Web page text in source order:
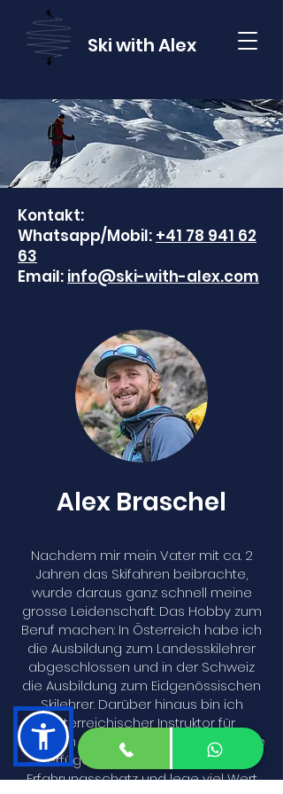
Ski with Alex
Kontakt:
Whatsapp/Mobil: +41 78 941 62
63
Email: info@ski-with-alex.com
Alex Braschel
Nachdem mir mein Vater mit ca. 2
Jahren das Skifahren beibrachte,
wurde daraus ganz schnell meine
grosse Leidenschaft. Das Hobby zum
Beruf machen: In Österreich habe ich
die Ausbildung zum Landesskilehrer
abgeschlossen und in der Schweiz
die Ausbildung zum Eidgenössischen
Skilehrer. Darüber hinaus bin ich
österreichischer Instruktor für
Skitouren und Alpinklettern. Im Gelände
verfüge ich über einen grossen
Erfahrungsschatz und lege viel Wert